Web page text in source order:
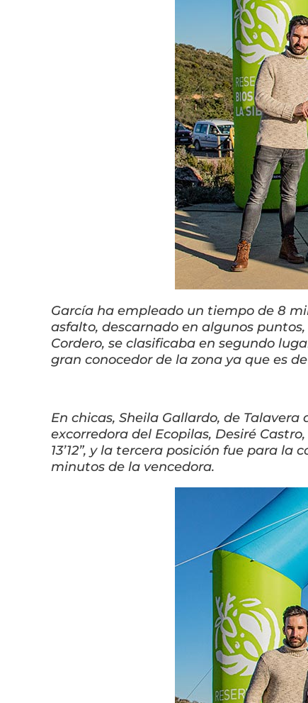
García ha empleado un tiempo de 8
asfalto, descarnado en algunos
Cordero, se clasificaba en segundo
gran conocedor de la zona ya que es
En chicas, Sheila Gallardo, de
excorredora del Ecopilas, Desiré
13’12”, y la tercera posición fue para
minutos de la vencedora.